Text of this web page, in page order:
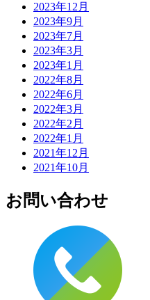
2023年12月
2023年9月
2023年7月
2023年3月
2023年1月
2022年8月
2022年6月
2022年3月
2022年2月
2022年1月
2021年12月
2021年10月
お問い合わせ